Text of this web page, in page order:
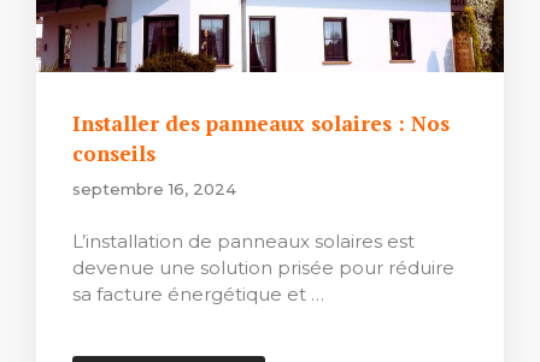
Installer des panneaux solaires : Nos
conseils
septembre 16, 2024
L’installation de panneaux solaires est
devenue une solution prisée pour réduire
sa facture énergétique et …